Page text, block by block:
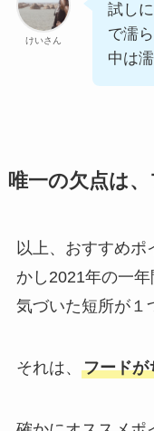
けいさん
試し
で濡
中は
唯一の欠点は
以上、おすすめポ
かし2021年の一
気づいた短所が１
それは、 フードが